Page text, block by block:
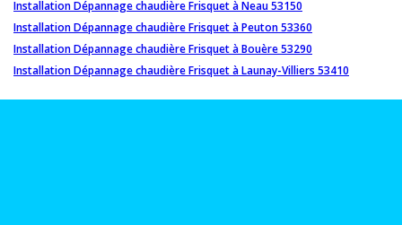
Installation Dépannage chaudière Frisquet à Neau 53150
Installation Dépannage chaudière Frisquet à Peuton 53360
Installation Dépannage chaudière Frisquet à Bouère 53290
Installation Dépannage chaudière Frisquet à Launay-Villiers 53410